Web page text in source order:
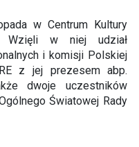
w Centrum Kultury
Wzięli w niej udział
i komisji Polskiej
z jej prezesem abp.
dwoje uczestników
Światowej Rady